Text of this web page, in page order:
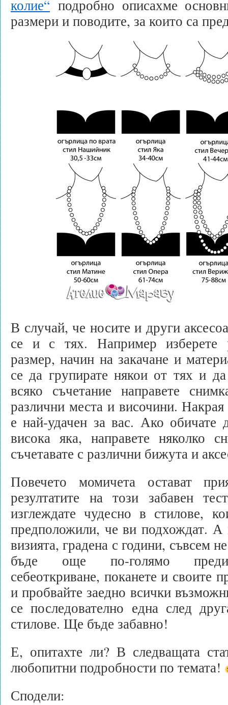
колие“ подробно описахме
размери и поводите, за които са
В случай, че носите и други
се и с тях. Например изберете
размер, начин на закачане и
се да групирате някои от тях и
всяко съчетание направете
различни места и височини. Накрая
е най-удачен за вас. Ако обичате
висока яка, направете няколко
съчетавате с различни бижута и
Повечето момичета остават
резултатите на този забавен
изглеждате чудесно в стилове,
предположили, че ви подхождат. А
визията, градена с години, съвсем
бъде още по-голямо
себеоткриване, поканете и своите
и пробвайте заедно всички
се последователно една след
стилове. Ще бъде забавно!
Е, опитахте ли? В следващата
любопитни подробности по темата!
Сподели: